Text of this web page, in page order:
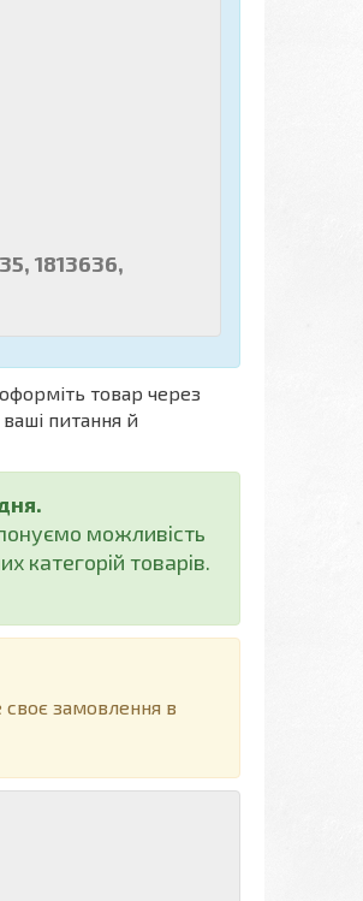
1813636,
товар через
питання й
можливість
категорій товарів.
замовлення в